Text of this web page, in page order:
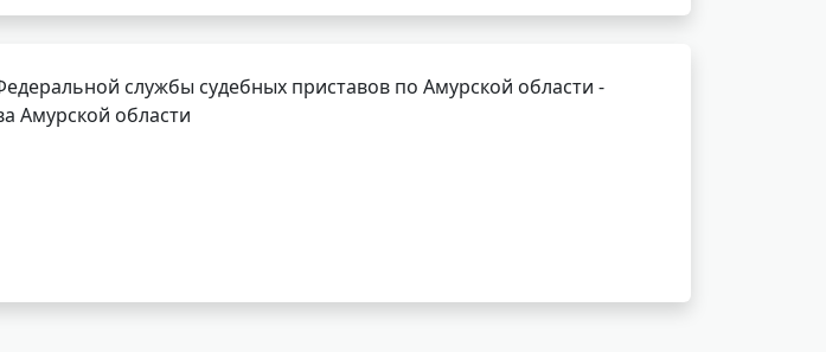
службы судебных приставов по Амурской области -
Амурской области